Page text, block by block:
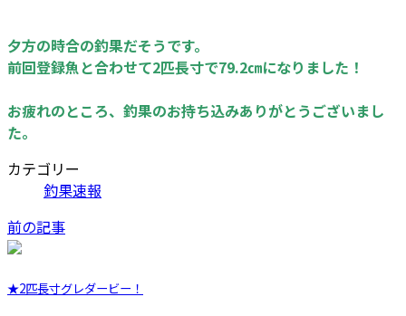
夕方の時合の釣果だそうです。
前回登録魚と合わせて2匹長寸で79.2㎝になりました！
お疲れのところ、釣果のお持ち込みありがとうございまし
た。
カテゴリー
釣果速報
前の記事
★2匹長寸グレダービー！